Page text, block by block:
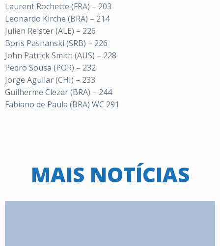
Laurent Rochette (FRA) – 203
Leonardo Kirche (BRA) – 214
Julien Reister (ALE) – 226
Boris Pashanski (SRB) – 226
John Patrick Smith (AUS) – 228
Pedro Sousa (POR) – 232
Jorge Aguilar (CHI) – 233
Guilherme Clezar (BRA) – 244
Fabiano de Paula (BRA) WC 291
MAIS NOTÍCIAS